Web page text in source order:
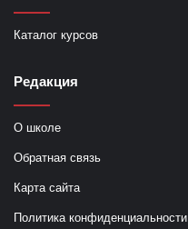
Каталог курсов
Редакция
О школе
Обратная связь
Карта сайта
Политика конфиденциальности